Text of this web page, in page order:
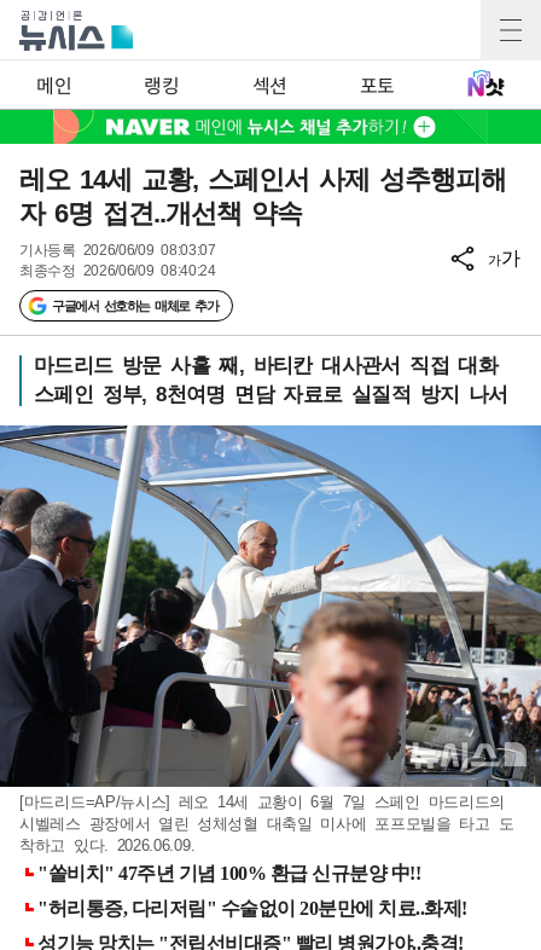
메인 랭킹 섹션 포토
레오 14세 교황, 스페인서 사제 성추행피해
자 6명 접견..개선책 약속
기사등록 2026/06/09 08:03:07
최종수정 2026/06/09 08:40:24
구글에서 선호하는 매체로 추가
가가
마드리드 방문 사흘 째, 바티칸 대사관서 직접 대화
스페인 정부, 8천여명 면담 자료로 실질적 방지 나서
[마드리드=AP/뉴시스] 레오 14세 교황이 6월 7일 스페인 마드리드의
시벨레스 광장에서 열린 성체성혈 대축일 미사에 포프모빌을 타고 도
착하고 있다. 2026.06.09.